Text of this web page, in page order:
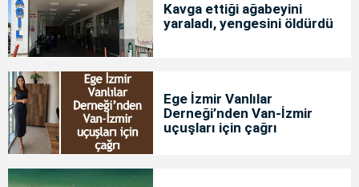
Kavga ettiği ağabeyini
yaraladı, yengesini öldürdü
Ege İzmir Vanlılar
Derneği’nden Van-İzmir
uçuşları için çağrı